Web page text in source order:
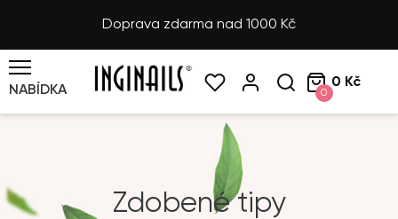
Doprava zdarma nad 1000 Kč
NABÍDKA 0
0 Kč
Zdobené tipy